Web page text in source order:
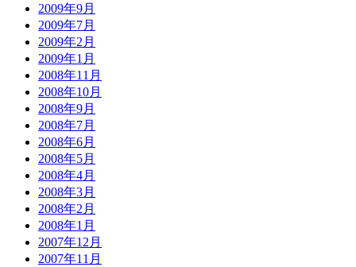
2009年9月
2009年7月
2009年2月
2009年1月
2008年11月
2008年10月
2008年9月
2008年7月
2008年6月
2008年5月
2008年4月
2008年3月
2008年2月
2008年1月
2007年12月
2007年11月